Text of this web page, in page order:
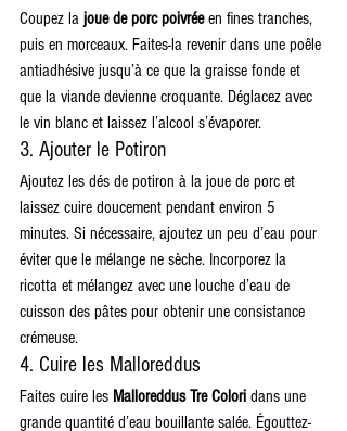
Coupez la joue de porc poivrée en fines tranches,
puis en morceaux. Faites-la revenir dans une poêle
antiadhésive jusqu’à ce que la graisse fonde et
que la viande devienne croquante. Déglacez avec
le vin blanc et laissez l’alcool s’évaporer.
3. Ajouter le Potiron
Ajoutez les dés de potiron à la joue de porc et
laissez cuire doucement pendant environ 5
minutes. Si nécessaire, ajoutez un peu d’eau pour
éviter que le mélange ne sèche. Incorporez la
ricotta et mélangez avec une louche d’eau de
cuisson des pâtes pour obtenir une consistance
crémeuse.
4. Cuire les Malloreddus
Faites cuire les Malloreddus Tre Colori dans une
grande quantité d’eau bouillante salée. Égouttez-